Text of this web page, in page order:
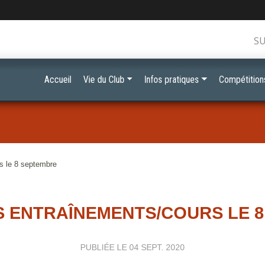
le 8 septembre
ENTRAÎNEMENTS/COURS LE
PUBLIÉE LE 04 SEPT. 2020
Accueil Vie du Club Infos pratiques